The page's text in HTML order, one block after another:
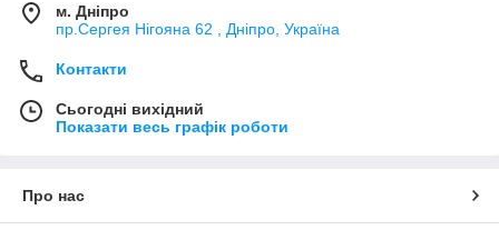
м. Дніпро
пр.Сергея Нігояна 62 , Дніпро, Україна
Контакти
Сьогодні вихідний
Показати весь графік роботи
Про нас